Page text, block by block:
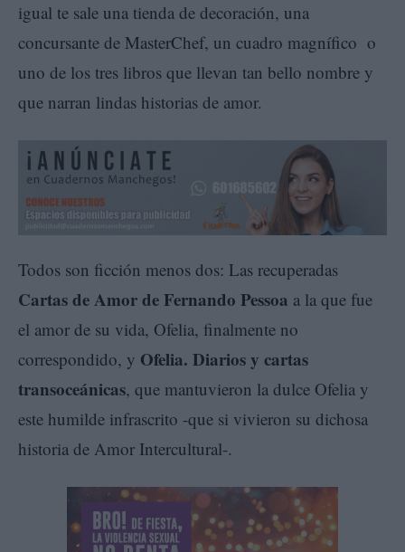
igual te sale una tienda de decoración, una
concursante de MasterChef, un cuadro magnífico o
uno de los tres libros que llevan tan bello nombre y
que narran lindas historias de amor.
Todos son ficción menos dos: Las recuperadas
Cartas de Amor de Fernando Pessoa a la que fue
el amor de su vida, Ofelia, finalmente no
correspondido, y Ofelia. Diarios y cartas
transoceánicas, que mantuvieron la dulce Ofelia y
este humilde infrascrito -que si vivieron su dichosa
historia de Amor Intercultural-.